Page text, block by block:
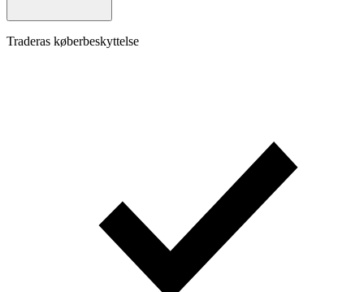
Traderas køberbeskyttelse